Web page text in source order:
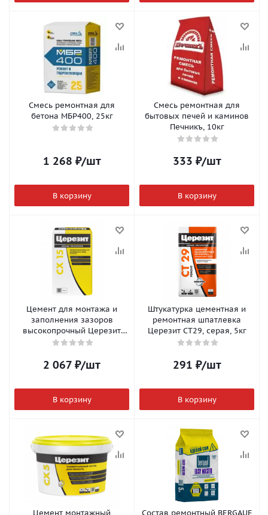
Смесь ремонтная для
бетона МБР400, 25кг
1 268 ₽/шт
В корзину
Смесь ремонтная для
бытовых печей и каминов
Печникъ, 10кг
333 ₽/шт
В корзину
Цемент для монтажа и
заполнения зазоров
высокопрочный Церезит
CX15, 25кг
2 067 ₽/шт
В корзину
Штукатурка цементная и
ремонтная шпатлевка
Церезит CT29, серая, 5кг
291 ₽/шт
В корзину
Цемент монтажный
Состав ремонтный BERGAUF